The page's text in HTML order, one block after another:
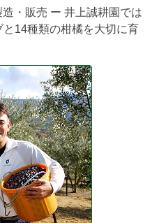
・販売 ー 井上誠耕園では
14種類の柑橘を大切に育